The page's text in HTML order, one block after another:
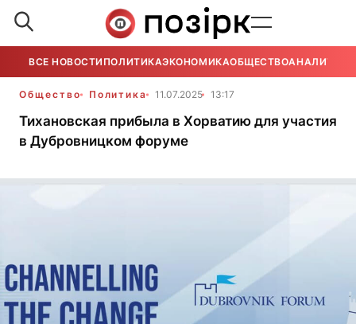
ВСЕ НОВОСТИ ПОЛИТИКАЭКОНОМИКАОБЩЕСТВОАНАЛИТИКА
Общество Политика 11.07.2025 13:17
Тихановская прибыла в Хорватию для участия
в Дубровницком форуме